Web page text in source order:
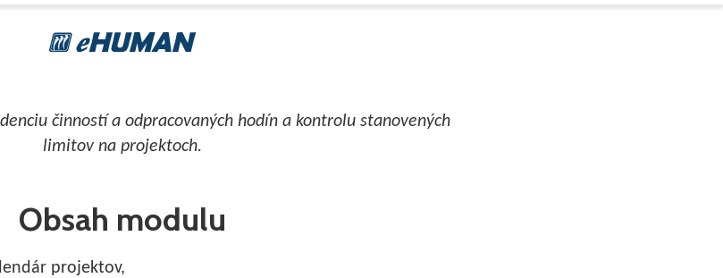
činností a odpracovaných hodín a kontrolu stanovených
limitov na projektoch.
Obsah modulu
projektov,